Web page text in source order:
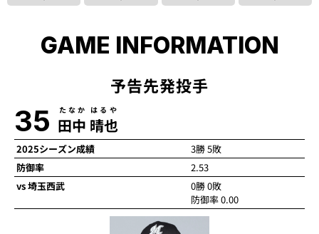
GAME INFORMATION
予告先発投手
35 田中 晴也
たなか はるや
2025シーズン成績
3勝 5敗
防御率
2.53
vs 埼玉西武
0勝 0敗
防御率 0.00